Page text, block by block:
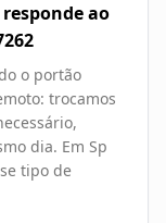
ao
o portão
trocamos
dia. Em Sp
tipo de